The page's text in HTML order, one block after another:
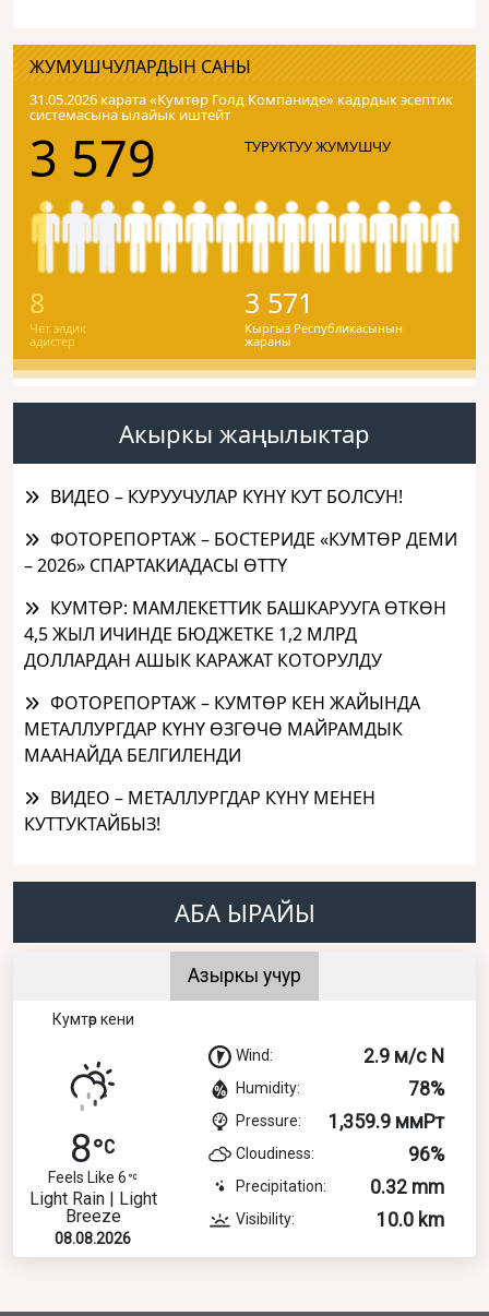
ЖУМУШЧУЛАРДЫН САНЫ
31.05.2026 карата «Кумтɵр Голд Компаниде» кадрдык эсептик
системасына ылайык иштейт
3 579 ТУРУКТУУ ЖУМУШЧУ
8
Чет элдик
адистер
3 571
Кыргыз Республикасынын
жараны
Акыркы жаңылыктар
ВИДЕО – КУРУУЧУЛАР КҮНҮ КУТ БОЛСУН!
ФОТОРЕПОРТАЖ – БОСТЕРИДЕ «КУМТӨР ДЕМИ
– 2026» СПАРТАКИАДАСЫ ӨТТҮ
КУМТӨР: МАМЛЕКЕТТИК БАШКАРУУГА ӨТКӨН
4,5 ЖЫЛ ИЧИНДЕ БЮДЖЕТКЕ 1,2 МЛРД
ДОЛЛАРДАН АШЫК КАРАЖАТ КОТОРУЛДУ
ФОТОРЕПОРТАЖ – КУМТӨР КЕН ЖАЙЫНДА
МЕТАЛЛУРГДАР КҮНҮ ӨЗГӨЧӨ МАЙРАМДЫК
МААНАЙДА БЕЛГИЛЕНДИ
ВИДЕО – МЕТАЛЛУРГДАР КҮНҮ МЕНЕН
КУТТУКТАЙБЫЗ!
АБА ЫРАЙЫ
Азыркы учур
Кумтөр кени
8
Feels Like 6
Light Rain | Light
Breeze
08.08.2026
Wind: 2.9 м/с N
Humidity: 78%
Pressure: 1,359.9 ммРт
Cloudiness: 96%
Precipitation: 0.32 mm
Visibility: 10.0 km